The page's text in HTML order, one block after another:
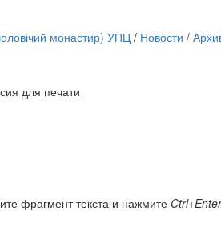
монастир) УПЦ/ Новости /
для печати
фрагмент текста и нажмите Ctrl+Enter